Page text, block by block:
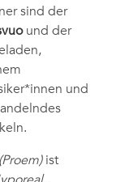
sind der
und der
und
ist